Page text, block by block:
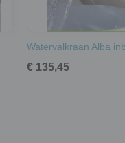
Watervalkraan Alba
€ 135,45